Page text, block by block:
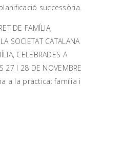
successòria.
DE FAMÍLIA,
SOCIETAT CATALANA
CELEBRADES A
27 I 28 DE NOVEMBRE
a la pràctica: família i